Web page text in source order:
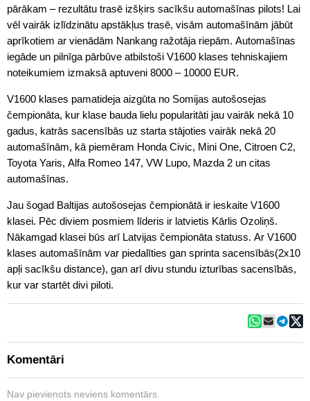
pārākam – rezultātu trasē izšķirs sacīkšu automašīnas pilots! Lai
vēl vairāk izlīdzinātu apstākļus trasē, visām automašīnām jābūt
aprīkotiem ar vienādām Nankang ražotāja riepām. Automašīnas
iegāde un pilnīga pārbūve atbilstoši V1600 klases tehniskajiem
noteikumiem izmaksā aptuveni 8000 – 10000 EUR.
V1600 klases pamatideja aizgūta no Somijas autošosejas
čempionāta, kur klase bauda lielu popularitāti jau vairāk nekā 10
gadus, katrās sacensībās uz starta stājoties vairāk nekā 20
automašīnām, kā piemēram Honda Civic, Mini One, Citroen C2,
Toyota Yaris, Alfa Romeo 147, VW Lupo, Mazda 2 un citas
automašīnas.
Jau šogad Baltijas autošosejas čempionātā ir ieskaite V1600
klasei. Pēc diviem posmiem līderis ir latvietis Kārlis Ozoliņš.
Nākamgad klasei būs arī Latvijas čempionāta statuss. Ar V1600
klases automašīnām var piedalīties gan sprinta sacensībās(2x10
apļi sacīkšu distance), gan arī divu stundu izturības sacensībās,
kur var startēt divi piloti.
Komentāri
Nav pievienots neviens komentārs.